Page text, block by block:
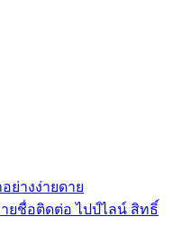
ย่างง่ายดาย
ยชื่อติดต่อ ไปป์ไลน์ สิทธิ์